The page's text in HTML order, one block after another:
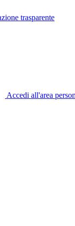
trasparente
Accedi all'area